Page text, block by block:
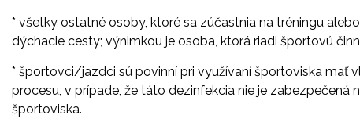
* všetky ostatné osoby, ktoré sa zúčastnia na tréningu
dýchacie cesty; výnimkou je osoba, ktorá riadi športovú
* športovci/jazdci sú povinní pri využívaní športoviska mať
procesu, v prípade, že táto dezinfekcia nie je
športoviska.